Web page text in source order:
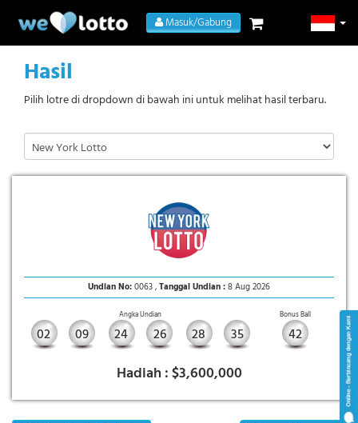
Masuk/Gabung
Hasil
Pilih lotre di dropdown di bawah ini untuk melihat hasil terbaru.
Undian No:0063 ,Tanggal Undian :8 Aug 2026
Angka Undian Bonus Ball
02 09 24 26 28 35 42
Hadiah :$3,600,000